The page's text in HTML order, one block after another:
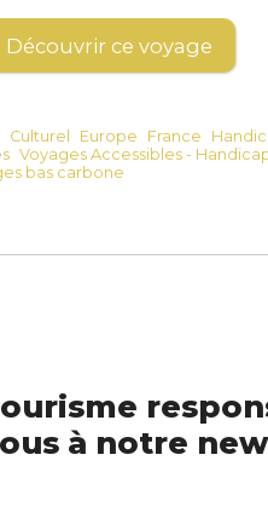
Découvrir ce voyage
Culturel Europe France
Voyages Accessibles -
bas carbone
à notre